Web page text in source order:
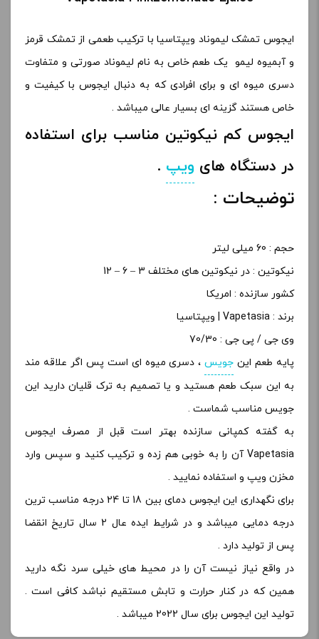
ایجوس تمشک لیموناد ویپتاسیا با ترکیب طعمی از تمشک قرمز
و آبمیوه لیمو یک طعم خاص به نام لیموناد صورتی و متفاوت
دسری میوه ای و برای افرادی که به دنبال ایجوس با کیفیت و
خاص هستند گزینه ای بسیار عالی میباشد .
ایجوس کم نیکوتین مناسب برای استفاده
در دستگاه های ویپ .
توضیحات :
حجم : 60 میلی لیتر
نیکوتین : در نیکوتین های مختلف 3 – 6 – 12
کشور سازنده : امریکا
برند : Vapetasia | ویپتاسیا
وی جی / پی جی : 70/30
پایه طعم این جویس، دسری میوه ای است پس اگر علاقه مند
به این سبک طعم هستید و یا تصمیم به ترک قلیان دارید این
جویس مناسب شماست .
به گفته کمپانی سازنده بهتر است قبل از مصرف ایجوس
Vapetasia آن را به خوبی هم زده و ترکیب کنید و سپس وارد
مخزن ویپ و استفاده نمایید .
برای نگهداری این ایجوس دمای بین 18 تا 24 درجه مناسب ترین
درجه دمایی میباشد و در شرایط ایده عال 2 سال تاریخ انقضا
پس از تولید دارد .
در واقع نیاز نیست آن را در محیط های خیلی سرد نگه دارید
همین که در کنار حرارت و تابش مستقیم نباشد کافی است .
تولید این ایجوس برای سال 2022 میباشد .